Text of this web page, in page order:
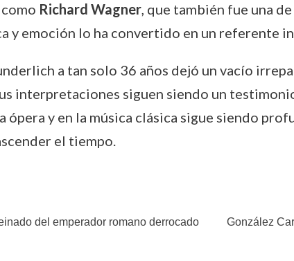
Richard Wagner, que también fue una
y emoción lo ha convertido en un referente
a tan solo 36 años dejó un vacío
interpretaciones siguen siendo un
ópera y en la música clásica sigue siendo
el tiempo.
del emperador romano derrocado
González